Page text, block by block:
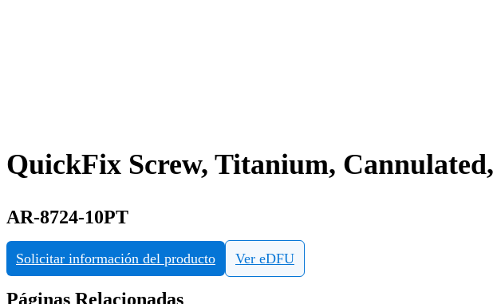
QuickFix Screw, Titanium,
AR-8724-10PT
Solicitar información del producto Ver eDFU
Páginas Relacionadas